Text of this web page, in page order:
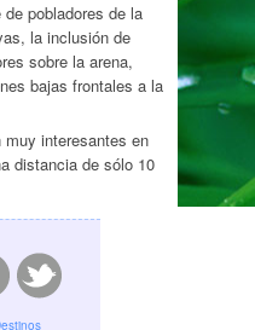
pobladores de la
la inclusión de
sobre la arena,
bajas frontales a la
interesantes en
distancia de sólo 10